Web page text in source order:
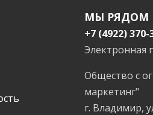
МЫ РЯДОМ
+7 (4922) 370-
Электронная
Общество с
маркетинг"
г. Владимир,